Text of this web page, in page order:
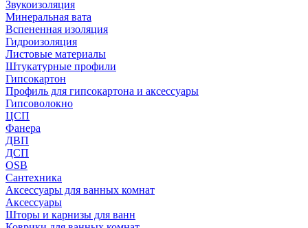
Звукоизоляция
Минеральная вата
Вспененная изоляция
Гидроизоляция
Листовые материалы
Штукатурные профили
Гипсокартон
Профиль для гипсокартона и аксессуары
Гипсоволокно
ЦСП
Фанера
ДВП
ДСП
OSB
Сантехника
Аксессуары для ванных комнат
Аксессуары
Шторы и карнизы для ванн